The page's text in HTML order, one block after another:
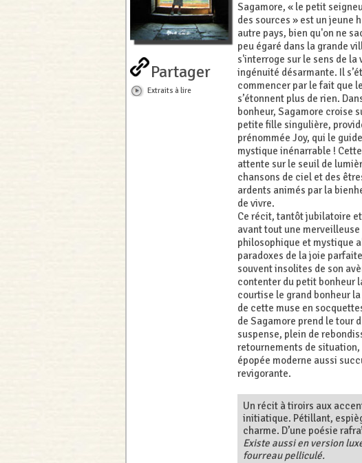
Partager
Extraits à lire
Sagamore, « le petit
des sources » est un jeune
autre pays, bien qu'on ne
peu égaré dans la grande
s'interroge sur le sens de la
ingénuité désarmante. Il
commencer par le fait que
s’étonnent plus de rien.
bonheur, Sagamore croise
petite fille singulière,
prénommée Joy, qui le
mystique inénarrable !
attente sur le seuil de
chansons de ciel et des
ardents animés par la
de vivre.
Ce récit, tantôt jubilatoire
avant tout une
philosophique et mystique
paradoxes de la joie
souvent insolites de son
contenter du petit bonheur
courtise le grand bonheur
de cette muse en
de Sagamore prend le tour
suspense, plein de
retournements de
épopée moderne aussi
revigorante.
Un récit à tiroirs aux
initiatique. Pétillant,
charme. D’une poésie
Existe aussi en version
fourreau pelliculé.